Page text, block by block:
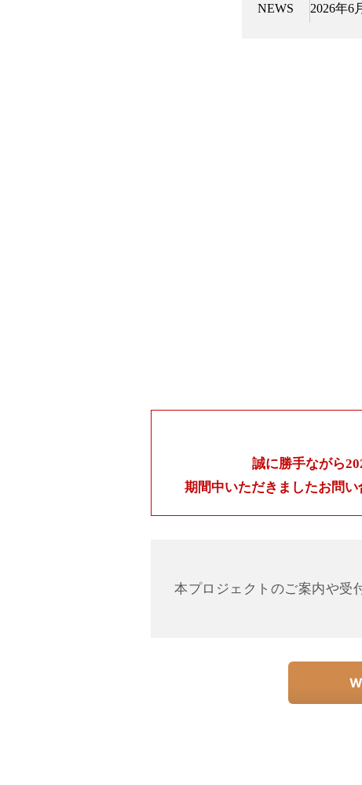
NEWS 2026年6
誠に勝手ながら
期間中いただきましたお問い
本プロジェクトのご案内や受